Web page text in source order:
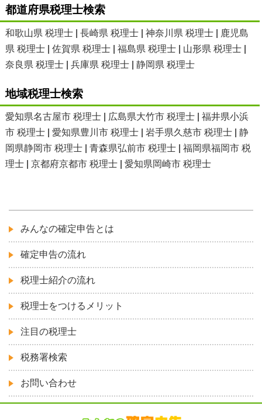
都道府県税理士検索
和歌山県 税理士| 長崎県 税理士| 神奈川県 税理士|
鹿児島
県 税理士| 佐賀県 税理士| 福島県 税理士| 山形県 税理士|
奈良県 税理士| 兵庫県 税理士| 静岡県 税理士
地域税理士検索
愛知県名古屋市 税理士| 広島県大竹市 税理士| 福井県小浜
市 税理士| 愛知県豊川市 税理士| 岩手県久慈市 税理士| 静
岡県静岡市 税理士| 青森県弘前市 税理士| 福岡県福岡市 税
理士| 京都府京都市 税理士| 愛知県岡崎市 税理士
みんなの確定申告とは
確定申告の流れ
税理士紹介の流れ
税理士をつけるメリット
注目の税理士
税務署検索
お問い合わせ